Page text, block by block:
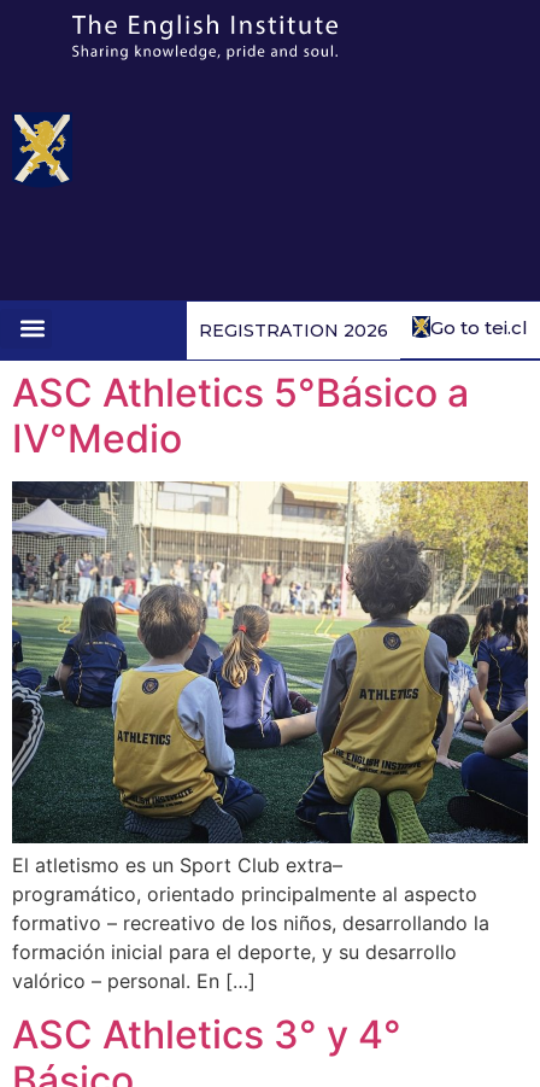
Go to tei.cl
REGISTRATION 2026
ASC Athletics 5°Básico a
IV°Medio
El atletismo es un Sport Club extra–
programático, orientado principalmente al aspecto
formativo – recreativo de los niños, desarrollando la
formación inicial para el deporte, y su desarrollo
valórico – personal. En […]
ASC Athletics 3° y 4°